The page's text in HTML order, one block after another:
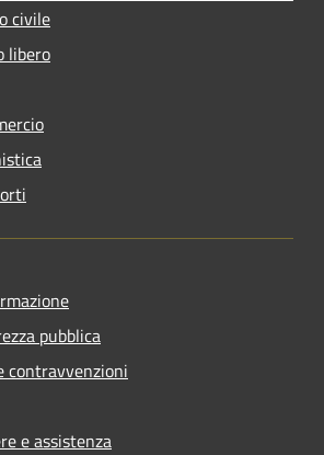
civile
libero
pubblica
contravvenzioni
e assistenza